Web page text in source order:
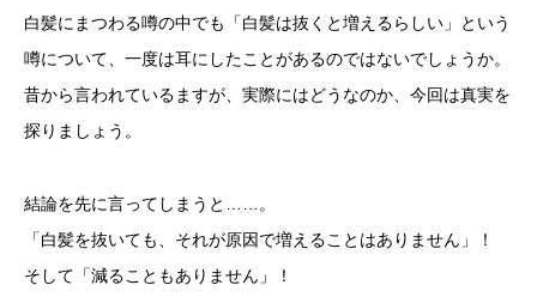
白髪にまつわる噂の中でも「白髪は抜くと増えるらしい」という
噂について、一度は耳にしたことがあるのではないでしょうか。
昔から言われているますが、実際にはどうなのか、今回は真実を
探りましょう。
結論を先に言ってしまうと……。
「白髪を抜いても、それが原因で増えることはありません」！
そして「減ることもありません」！